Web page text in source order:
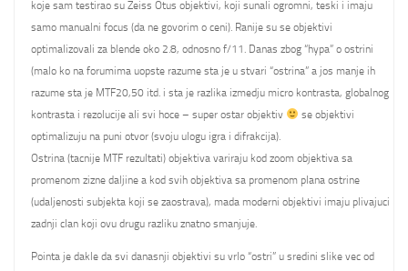
koje sam testirao su Zeiss Otus objektivi, koji sunali ogromni, teski i imaju
samo manualni focus (da ne govorim o ceni). Ranije su se objektivi
optimalizovali za blende oko 2.8, odnosno f/11. Danas zbog “hypa” o ostrini
(malo ko na forumima uopste razume sta je u stvari “ostrina” a jos manje ih
razume sta je MTF20,50 itd. i sta je razlika izmedju micro kontrasta, globalnog
kontrasta i rezolucije ali svi hoce – super ostar objektiv
se objektivi
optimalizuju na puni otvor (svoju ulogu igra i difrakcija).
Ostrina (tacnije MTF rezultati) objektiva variraju kod zoom objektiva sa
promenom zizne daljine a kod svih objektiva sa promenom plana ostrine
(udaljenosti subjekta koji se zaostrava), mada moderni objektivi imaju plivajuci
zadnji clan koji ovu drugu razliku znatno smanjuje.
Pointa je dakle da svi danasnji objektivi su vrlo “ostri” u sredini slike vec od